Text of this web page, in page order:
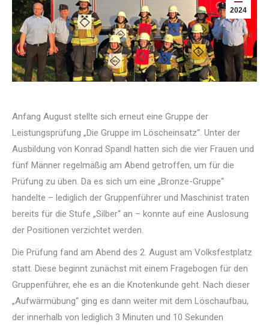
2024
Anfang August stellte sich erneut eine Gruppe der
Leistungsprüfung „Die Gruppe im Löscheinsatz“. Unter der
Ausbildung von Konrad Spandl hatten sich die vier Frauen und
fünf Männer regelmäßig am Abend getroffen, um für die
Prüfung zu üben. Da es sich um eine „Bronze-Gruppe“
handelte – lediglich der Gruppenführer und Maschinist traten
bereits für die Stufe „Silber“ an – konnte auf eine Auslosung
der Positionen verzichtet werden.
Die Prüfung fand am Abend des 2. August am Volksfestplatz
statt. Diese beginnt zunächst mit einem Fragebogen für den
Gruppenführer, ehe es an die Knotenkunde geht. Nach dieser
„Aufwärmübung“ ging es dann weiter mit dem Löschaufbau,
der innerhalb von lediglich 3 Minuten und 10 Sekunden